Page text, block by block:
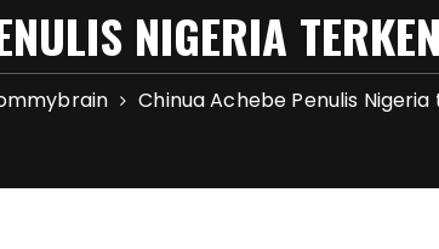
NIGERIA
Chinua Achebe Penulis